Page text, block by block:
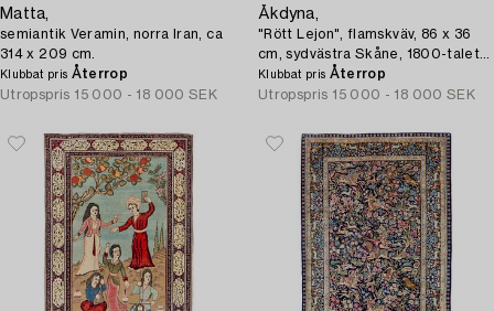
Matta,
semiantik Veramin, norra Iran, ca
314 x 209 cm.
Klubbat pris Återrop
Utropspris 15 000 - 18 000 SEK
Åkdyna,
"Rött Lejon", flamskväv, 86 x 36
cm, sydvästra Skåne, 1800-talets
första kvartssekel.
Klubbat pris Återrop
Utropspris 15 000 - 18 000 SEK